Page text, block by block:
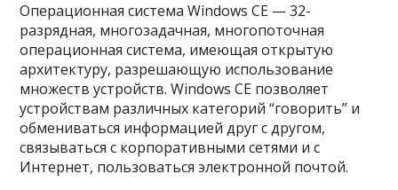
Операционная система Windows CE — 32-
разрядная, многозадачная, многопоточная
операционная cистема, имеющая открытую
архитектуру, разрешающую использование
множеств устройств. Windows CE позволяет
устройствам различных категорий “говорить” и
обмениваться информацией друг с другом,
связываться с корпоративными сетями и с
Интернет, пользоваться электронной почтой.